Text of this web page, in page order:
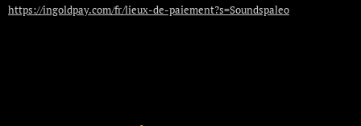
https://ingoldpay.com/fr/lieux-de-paiement?s=Soundspaleo